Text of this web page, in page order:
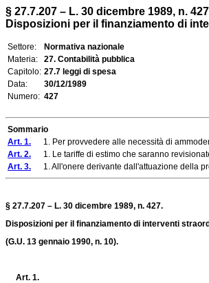
§ 27.7.207 – L. 30 dicembre 1989, n.
Disposizioni per il finanziamento di
Settore:
Normativa nazionale
Materia:
27. Contabilità pubblica
Capitolo: 27.7 leggi di spesa
Data:
30/12/1989
Numero: 427
Sommario
Art. 1. 1. Per provvedere alle necessità di
Art. 2. 1. Le tariffe di estimo che saranno
Art. 3. 1. All'onere derivante dall'attuazione della
§ 27.7.207 – L. 30 dicembre 1989, n. 427.
Disposizioni per il finanziamento di interventi
(G.U. 13 gennaio 1990, n. 10).
Art. 1.